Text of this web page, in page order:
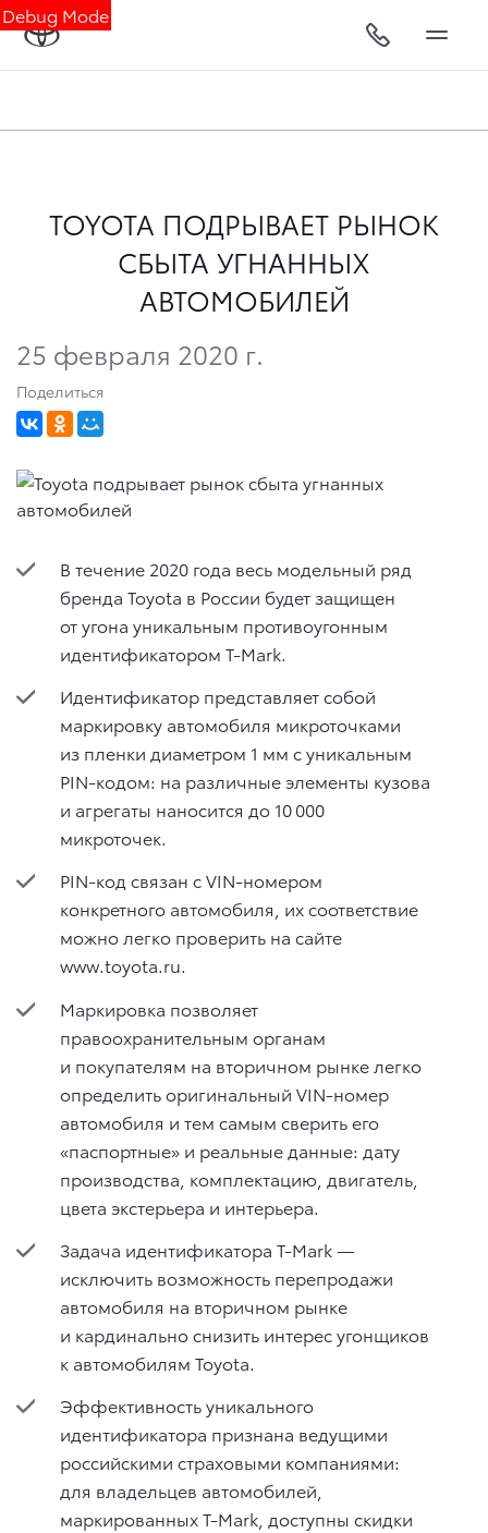
Debug Mode
TOYOTA ПОДРЫВАЕТ РЫНОК
СБЫТА УГНАННЫХ
АВТОМОБИЛЕЙ
25 февраля 2020 г.
Поделиться
В течение 2020 года весь модельный ряд
бренда Toyota в России будет защищен
от угона уникальным противоугонным
идентификатором T-Mark.
Идентификатор представляет собой
маркировку автомобиля микроточками
из пленки диаметром 1 мм с уникальным
PIN-кодом: на различные элементы кузова
и агрегаты наносится до 10 000
микроточек.
PIN-код связан с VIN-номером
конкретного автомобиля, их соответствие
можно легко проверить на сайте
www.toyota.ru.
Маркировка позволяет
правоохранительным органам
и покупателям на вторичном рынке легко
определить оригинальный VIN-номер
автомобиля и тем самым сверить его
«паспортные» и реальные данные: дату
производства, комплектацию, двигатель,
цвета экстерьера и интерьера.
Задача идентификатора T-Mark —
исключить возможность перепродажи
автомобиля на вторичном рынке
и кардинально снизить интерес угонщиков
к автомобилям Toyota.
Эффективность уникального
идентификатора признана ведущими
российскими страховыми компаниями:
для владельцев автомобилей,
маркированных T-Mark, доступны скидки